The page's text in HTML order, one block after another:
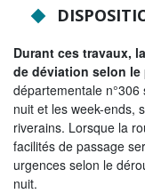
de la reprise!
Recrutement
Les services
Magazine La
Durant ces travaux,
de déviation selon
départementale
nuit et les week-ends,
riverains. Lorsque la
facilités de passage
urgences selon le
nuit.